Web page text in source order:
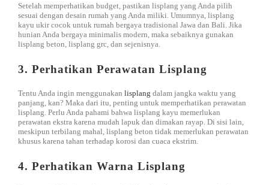
Setelah memperhatikan budget, pastikan lisplang yang Anda pilih
sesuai dengan desain rumah yang Anda miliki. Umumnya, lisplang
kayu ukir cocok untuk rumah bergaya tradisional Jawa dan Bali. Jika
hunian Anda bergaya minimalis modern, maka sebaiknya gunakan
lisplang beton, lisplang grc, dan sejenisnya.
3. Perhatikan Perawatan Lisplang
Tentu Anda ingin menggunakan lisplang dalam jangka waktu yang
panjang, kan? Maka dari itu, penting untuk memperhatikan perawatan
lisplang. Perlu Anda pahami bahwa lisplang kayu memerlukan
perawatan ekstra karena mudah lapuk dan dimakan rayap. Di sisi lain,
meskipun terbilang mahal, lisplang beton tidak memerlukan perawatan
khusus karena tahan terhadap korosi dan cuaca ekstrim.
4. Perhatikan Warna Lisplang